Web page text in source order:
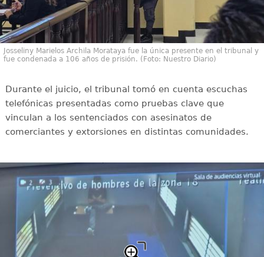
Josseliny Marielos Archila Morataya fue la única presente en el tribunal y
fue condenada a 106 años de prisión. (Foto: Nuestro Diario)
Durante el juicio, el tribunal tomó en cuenta escuchas
telefónicas presentadas como pruebas clave que
vinculan a los sentenciados con asesinatos de
comerciantes y extorsiones en distintas comunidades.